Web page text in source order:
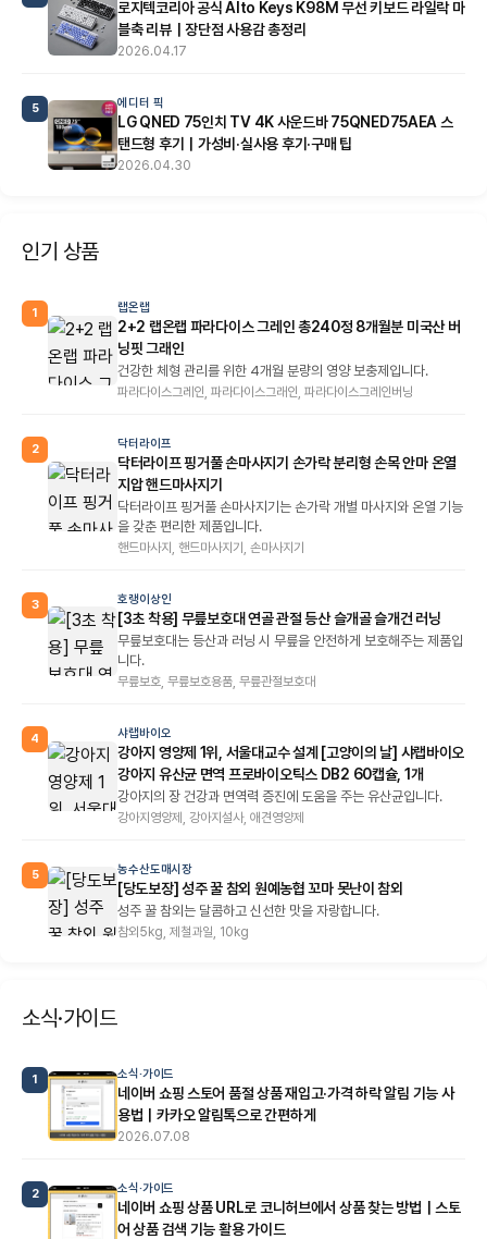
로지텍코리아 공식 Alto Keys K98M 무선 키보드 라일락 마
블축 리뷰｜장단점 사용감 총정리
2026.04.17
5 에디터 픽
LG QNED 75인치 TV 4K 사운드바 75QNED75AEA 스
탠드형 후기｜가성비·실사용 후기·구매 팁
2026.04.30
인기 상품
1 랩온랩
2+2 랩온랩 파라다이스 그레인 총240정 8개월분 미국산 버
닝핏 그래인
건강한 체형 관리를 위한 4개월 분량의 영양 보충제입니다.
파라다이스그레인, 파라다이스그래인, 파라다이스그레인버닝
2 닥터라이프
닥터라이프 핑거풀 손마사지기 손가락 분리형 손목 안마 온열
지압 핸드마사지기
닥터라이프 핑거풀 손마사지기는 손가락 개별 마사지와 온열 기능
을 갖춘 편리한 제품입니다.
핸드마사지, 핸드마사지기, 손마사지기
3 호랭이상인
[3초 착용] 무릎보호대 연골 관절 등산 슬개골 슬개건 러닝
무릎보호대는 등산과 러닝 시 무릎을 안전하게 보호해주는 제품입
니다.
무릎보호, 무릎보호용품, 무릎관절보호대
4 샤랩바이오
강아지 영양제 1위, 서울대교수 설계 [고양이의 날] 샤랩바이오
강아지 유산균 면역 프로바이오틱스 DB2 60캡슐, 1개
강아지의 장 건강과 면역력 증진에 도움을 주는 유산균입니다.
강아지영양제, 강아지설사, 애견영양제
5 농수산도매시장
[당도보장] 성주 꿀 참외 원예농협 꼬마 못난이 참외
성주 꿀 참외는 달콤하고 신선한 맛을 자랑합니다.
참외5kg, 제철과일, 10kg
소식·가이드
1 소식·가이드
네이버 쇼핑 스토어 품절 상품 재입고·가격 하락 알림 기능 사
용법｜카카오 알림톡으로 간편하게
2026.07.08
2 소식·가이드
네이버 쇼핑 상품 URL로 코니허브에서 상품 찾는 방법｜스토
어 상품 검색 기능 활용 가이드